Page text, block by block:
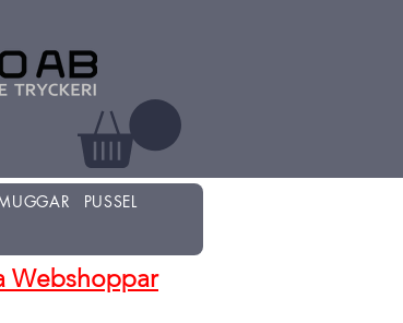
PUSSEL
Webshoppar